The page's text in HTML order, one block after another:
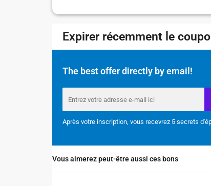
Expirer récemment le
The best offer directly by email!
Après votre inscription, vous recevrez 5 secrets
Vous aimerez peut-être aussi ces bons